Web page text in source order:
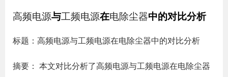
高频电源与工频电源在电除尘器中的对比分析
标题：高频电源与工频电源在电除尘器中的对比分析
摘要： 本文对比分析了高频电源与工频电源在电除尘器